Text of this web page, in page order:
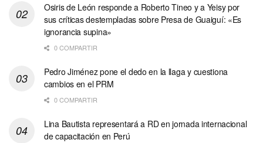
Osiris de León responde a Roberto Tineo y a Yeisy por
sus críticas destempladas sobre Presa de Guaiguí: «Es
ignorancia supina»
0 COMPARTIR
Pedro Jiménez pone el dedo en la llaga y cuestiona
cambios en el PRM
0 COMPARTIR
Lina Bautista representará a RD en jornada internacional
de capacitación en Perú